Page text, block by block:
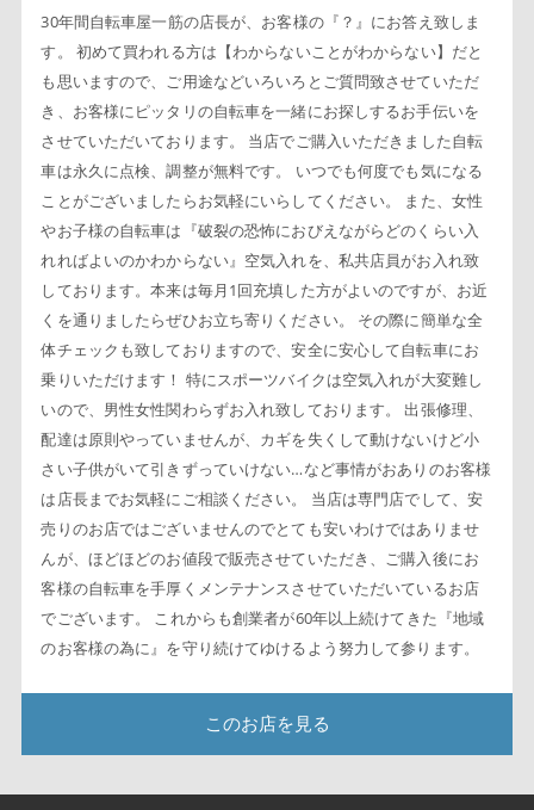
30年間自転車屋一筋の店長が、お客様の『？』にお答え致しま
す。 初めて買われる方は【わからないことがわからない】だと
も思いますので、ご用途などいろいろとご質問致させていただ
き、お客様にピッタリの自転車を一緒にお探しするお手伝いを
させていただいております。 当店でご購入いただきました自転
車は永久に点検、調整が無料です。 いつでも何度でも気になる
ことがございましたらお気軽にいらしてください。 また、女性
やお子様の自転車は『破裂の恐怖におびえながらどのくらい入
れればよいのかわからない』空気入れを、私共店員がお入れ致
しております。本来は毎月1回充填した方がよいのですが、お近
くを通りましたらぜひお立ち寄りください。 その際に簡単な全
体チェックも致しておりますので、安全に安心して自転車にお
乗りいただけます！ 特にスポーツバイクは空気入れが大変難し
いので、男性女性関わらずお入れ致しております。 出張修理、
配達は原則やっていませんが、カギを失くして動けないけど小
さい子供がいて引きずっていけない…など事情がおありのお客様
は店長までお気軽にご相談ください。 当店は専門店でして、安
売りのお店ではございませんのでとても安いわけではありませ
んが、ほどほどのお値段で販売させていただき、ご購入後にお
客様の自転車を手厚くメンテナンスさせていただいているお店
でございます。 これからも創業者が60年以上続けてきた『地域
のお客様の為に』を守り続けてゆけるよう努力して参ります。
このお店を見る